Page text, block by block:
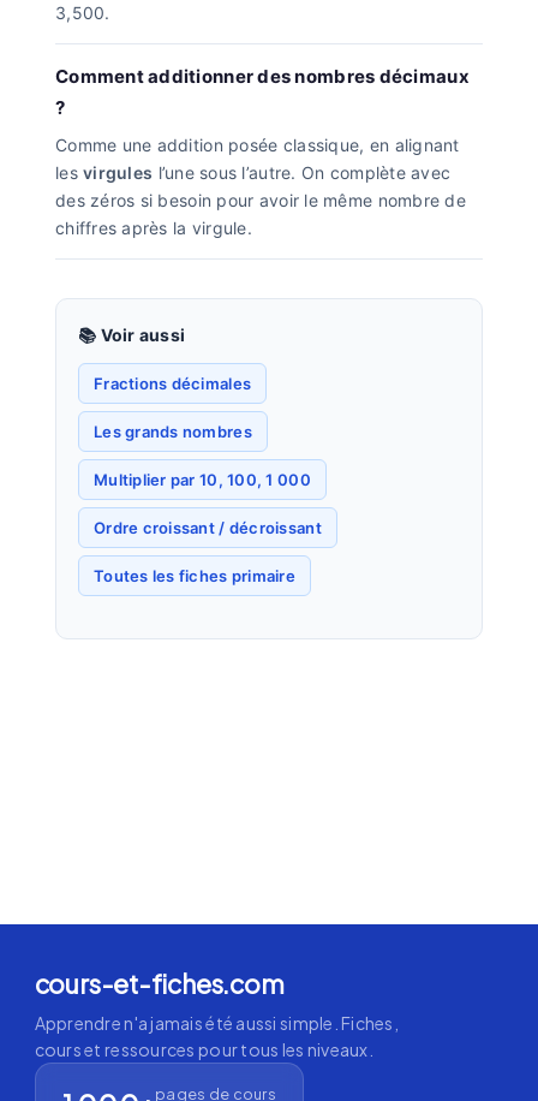
3,500.
Comment additionner des nombres décimaux
?
Comme une addition posée classique, en alignant
lesvirgules l’une sous l’autre. On complète avec
des zéros si besoin pour avoir le même nombre de
chiffres après la virgule.
📚 Voir aussi
Fractions décimales
Les grands nombres
Multiplier par 10, 100, 1 000
Ordre croissant / décroissant
Toutes les fiches primaire
cours-et-fiches.com
Apprendre n'a jamais été aussi simple. Fiches,
cours et ressources pour tous les niveaux.
pages de cours